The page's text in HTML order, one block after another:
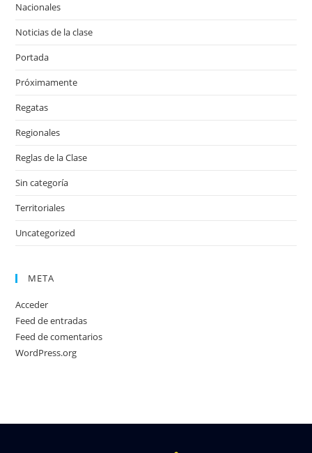
Nacionales
Noticias de la clase
Portada
Próximamente
Regatas
Regionales
Reglas de la Clase
Sin categoría
Territoriales
Uncategorized
META
Acceder
Feed de entradas
Feed de comentarios
WordPress.org